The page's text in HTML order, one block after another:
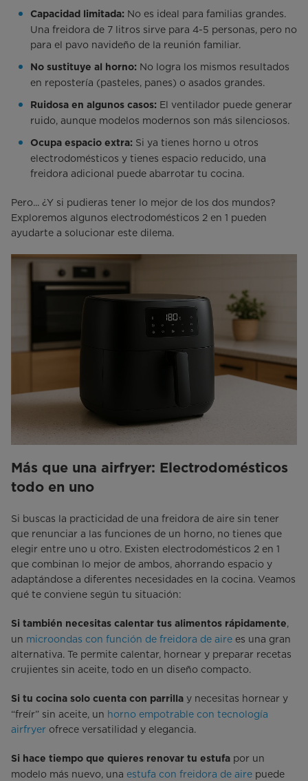
Capacidad limitada: No es ideal para familias grandes.
Una freidora de 7 litros sirve para 4-5 personas, pero no
para el pavo navideño de la reunión familiar.
No sustituye al horno: No logra los mismos resultados
en repostería (pasteles, panes) o asados grandes.
Ruidosa en algunos casos: El ventilador puede generar
ruido, aunque modelos modernos son más silenciosos.
Ocupa espacio extra: Si ya tienes horno u otros
electrodomésticos y tienes espacio reducido, una
freidora adicional puede abarrotar tu cocina.
Pero... ¿Y si pudieras tener lo mejor de los dos mundos?
Exploremos algunos electrodomésticos 2 en 1 pueden
ayudarte a solucionar este dilema.
Más que una airfryer: Electrodomésticos
todo en uno
Si buscas la practicidad de una freidora de aire sin tener
que renunciar a las funciones de un horno, no tienes que
elegir entre uno u otro. Existen electrodomésticos 2 en 1
que combinan lo mejor de ambos, ahorrando espacio y
adaptándose a diferentes necesidades en la cocina. Veamos
qué te conviene según tu situación:
Si también necesitas calentar tus alimentos rápidamente,
un microondas con función de freidora de aire es una gran
alternativa. Te permite calentar, hornear y preparar recetas
crujientes sin aceite, todo en un diseño compacto.
Si tu cocina solo cuenta con parrilla y necesitas hornear y
“freír” sin aceite, un horno empotrable con tecnología
airfryer ofrece versatilidad y elegancia.
Si hace tiempo que quieres renovar tu estufa por un
modelo más nuevo, una estufa con freidora de aire puede